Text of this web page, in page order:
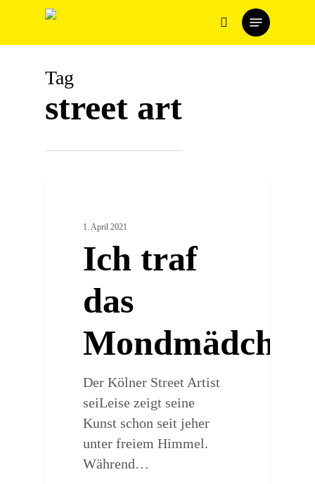
main
search
Menu
Tag
street art
1. April 2021
Ich traf
das
Mondmädchen
Der Kölner Street Artist
seiLeise zeigt seine
Kunst schon seit jeher
unter freiem Himmel.
Während…